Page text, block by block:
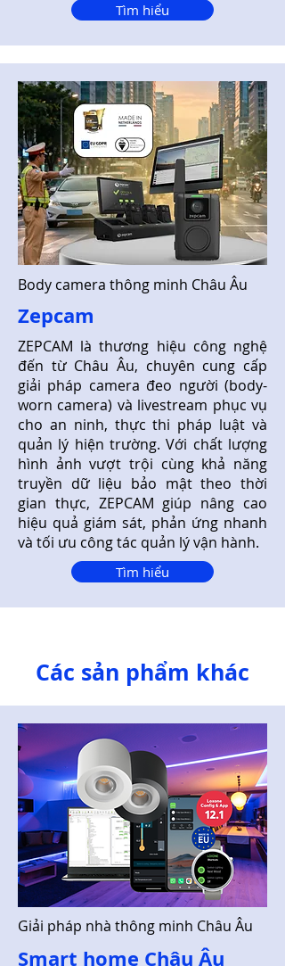
Tìm hiểu
Body camera thông minh Châu Âu
Zepcam
ZEPCAM là thương hiệu công nghệ
đến từ Châu Âu, chuyên cung cấp
giải pháp camera đeo người (body-
worn camera) và livestream phục vụ
cho an ninh, thực thi pháp luật và
quản lý hiện trường. Với chất lượng
hình ảnh vượt trội cùng khả năng
truyền dữ liệu bảo mật theo thời
gian thực, ZEPCAM giúp nâng cao
hiệu quả giám sát, phản ứng nhanh
và tối ưu công tác quản lý vận hành.
Tìm hiểu
Các sản phẩm khác
Giải pháp nhà thông minh Châu Âu
Smart home Châu Âu